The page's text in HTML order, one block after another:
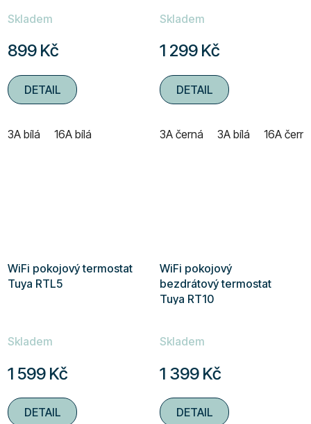
Skladem
899 Kč
DETAIL
3A bílá 16A bílá
Skladem
1 299 Kč
DETAIL
3A černá 3A bílá 16A
WiFi pokojový termostat
Tuya RTL5
Skladem
1 599 Kč
DETAIL
WiFi pokojový
bezdrátový termostat
Tuya RT10
Skladem
1 399 Kč
DETAIL